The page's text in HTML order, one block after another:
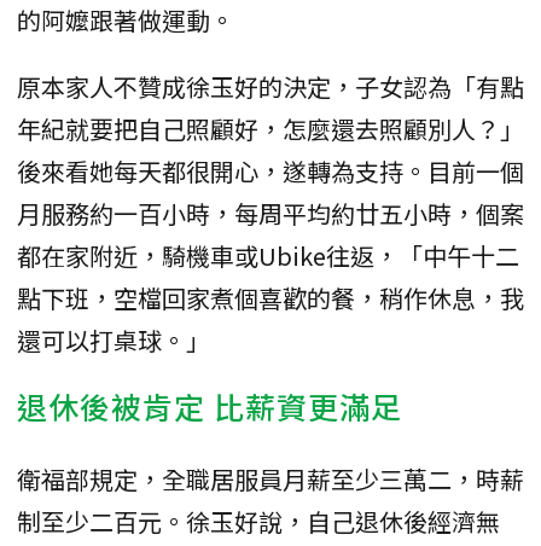
的阿嬤跟著做運動。
原本家人不贊成徐玉好的決定，子女認為「有點
年紀就要把自己照顧好，怎麼還去照顧別人？」
後來看她每天都很開心，遂轉為支持。目前一個
月服務約一百小時，每周平均約廿五小時，個案
都在家附近，騎機車或Ubike往返，「中午十二
點下班，空檔回家煮個喜歡的餐，稍作休息，我
還可以打桌球。」
退休後被肯定 比薪資更滿足
衛福部規定，全職居服員月薪至少三萬二，時薪
制至少二百元。徐玉好說，自己退休後經濟無